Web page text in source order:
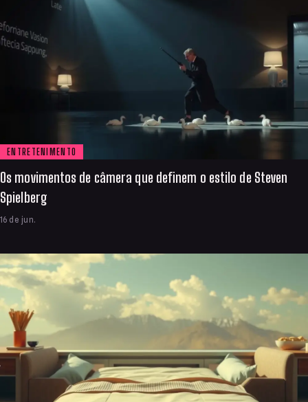
ENTRETENIMENTO
Os movimentos de câmera que definem o estilo de Steven
Spielberg
16 de jun.